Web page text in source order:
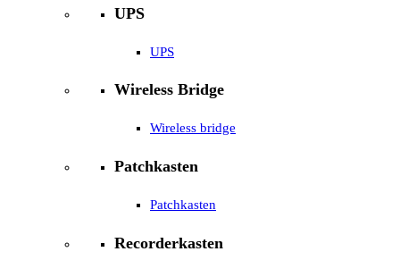
UPS
UPS
Wireless Bridge
Wireless bridge
Patchkasten
Patchkasten
Recorderkasten